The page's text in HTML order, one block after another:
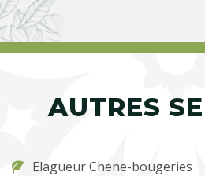
AUTRES
Elagueur Chene-bougeries